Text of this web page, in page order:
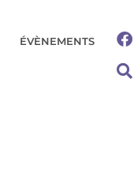
ÉVÈNEMENTS